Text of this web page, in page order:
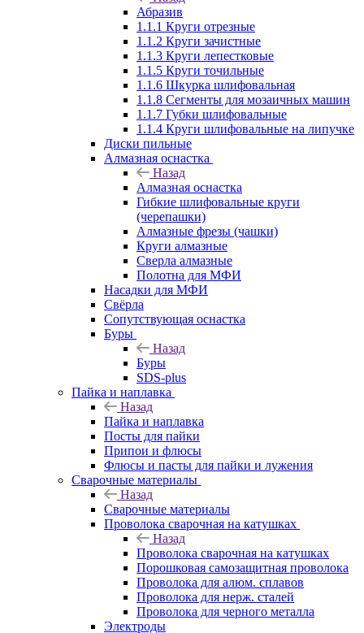
Абразив
1.1.1 Круги отрезные
1.1.2 Круги зачистные
1.1.3 Круги лепестковые
1.1.5 Круги точильные
1.1.6 Шкурка шлифовальная
1.1.8 Сегменты для мозаичных машин
1.1.7 Губки шлифовальные
1.1.4 Круги шлифовальные на липучке
Диски пильные
Алмазная оснастка
Назад
Алмазная оснастка
Гибкие шлифовальные круги
(черепашки)
Алмазные фрезы (чашки)
Круги алмазные
Сверла алмазные
Полотна для МФИ
Насадки для МФИ
Свёрла
Сопутствующая оснастка
Буры
Назад
Буры
SDS-plus
Пайка и наплавка
Назад
Пайка и наплавка
Посты для пайки
Припои и флюсы
Флюсы и пасты для пайки и лужения
Сварочные материалы
Назад
Сварочные материалы
Проволока сварочная на катушках
Назад
Проволока сварочная на катушках
Порошковая самозащитная проволока
Проволока для алюм. сплавов
Проволока для нерж. сталей
Проволока для черного металла
Электроды